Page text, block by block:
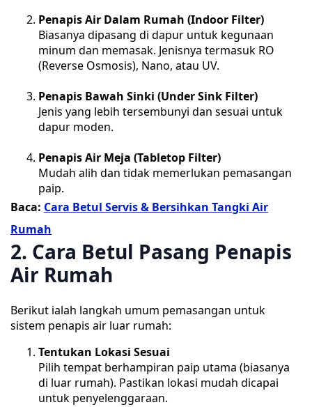
Penapis Air Dalam Rumah (Indoor Filter)
Biasanya dipasang di dapur untuk kegunaan
minum dan memasak. Jenisnya termasuk RO
(Reverse Osmosis), Nano, atau UV.
Penapis Bawah Sinki (Under Sink Filter)
Jenis yang lebih tersembunyi dan sesuai untuk
dapur moden.
Penapis Air Meja (Tabletop Filter)
Mudah alih dan tidak memerlukan pemasangan
paip.
Baca: Cara Betul Servis & Bersihkan Tangki Air
Rumah
2. Cara Betul Pasang Penapis
Air Rumah
Berikut ialah langkah umum pemasangan untuk
sistem penapis air luar rumah:
Tentukan Lokasi Sesuai
Pilih tempat berhampiran paip utama (biasanya
di luar rumah). Pastikan lokasi mudah dicapai
untuk penyelenggaraan.